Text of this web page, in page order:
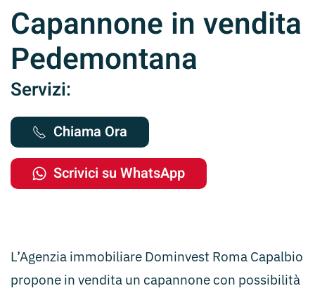
Capannone in vendita
Pedemontana
Servizi:
Chiama Ora
Scrivici su WhatsApp
L’Agenzia immobiliare Dominvest Roma Capalbio
propone in vendita un capannone con possibilità